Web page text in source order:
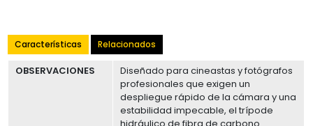
Características Relacionados
OBSERVACIONES
Diseñado para cineastas y fotógrafos
profesionales que exigen un
despliegue rápido de la cámara y una
estabilidad impecable, el trípode